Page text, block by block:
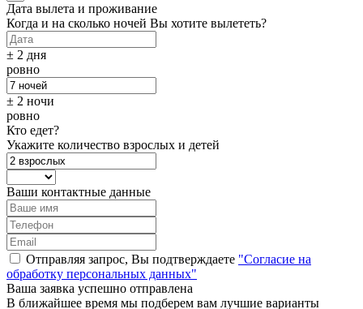
Дата вылета и проживание
Когда и на сколько ночей Вы хотите вылететь?
± 2 дня
ровно
± 2 ночи
ровно
Кто едет?
Укажите количество взрослых и детей
Ваши контактные данные
Отправляя запрос, Вы подтверждаете "Согласие на
обработку персональных данных"
Ваша заявка успешно отправлена
В ближайшее время мы подберем вам лучшие варианты